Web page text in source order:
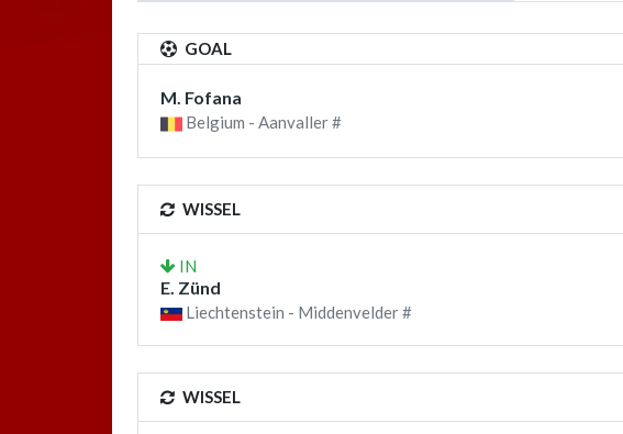
GOAL
M. Fofana
Belgium - Aanvaller #
WISSEL
IN
E. Zünd
Liechtenstein - Middenvelder #
WISSEL